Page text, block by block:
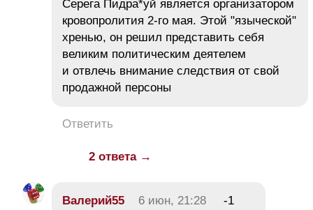
Серега Пидра*уй является организатором
кровопролития 2-го мая. Этой "языческой"
хренью, он решил представить себя
великим политическим деятелем
и отвлечь внимание следствия от свой
продажной персоны
Ответить
2 ответа →
Валерий55 6 июн, 21:28
-1